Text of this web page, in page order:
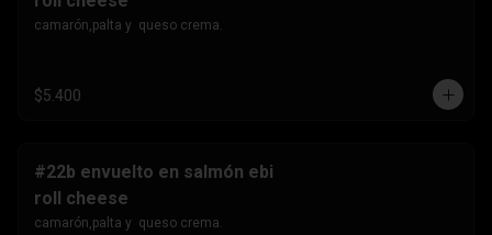
camarón,palta y  queso crema.
$5.400
#22b envuelto en salmón ebi
roll cheese
camarón,palta y  queso crema.